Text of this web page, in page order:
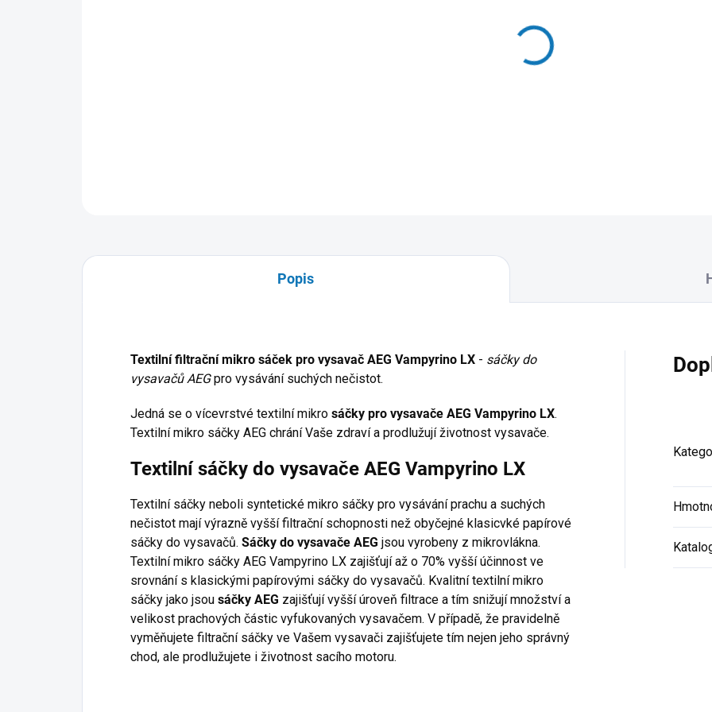
Popis
Textilní filtrační mikro sáček pro vysavač AEG Vampyrino LX - sáčky do
vysavačů AEGpro vysávání suchých nečistot.
Jedná se o vícevrstvé textilní mikro sáčky pro vysavače AEG Vampyrino LX.
Textilní mikro sáčky AEG chrání Vaše zdraví a prodlužují životnost vysavače.
Textilní sáčky do vysavače AEG Vampyrino LX
Textilní sáčky neboli syntetické mikro sáčky pro vysávání prachu a suchých
nečistot mají výrazně vyšší filtrační schopnosti než obyčejné klasicvké papírové
sáčky do vysavačů. Sáčky do vysavače AEG jsou vyrobeny z mikrovlákna.
Textilní mikro sáčky AEG Vampyrino LX zajišťují až o 70% vyšší účinnost ve
srovnání s klasickými papírovými sáčky do vysavačů. Kvalitní textilní mikro
sáčky jako jsou sáčky AEG zajišťují vyšší úroveň filtrace a tím snižují množství a
velikost prachových částic vyfukovaných vysavačem. V případě, že pravidelně
vyměňujete filtrační sáčky ve Vašem vysavači zajišťujete tím nejen jeho správný
chod, ale prodlužujete i životnost sacího motoru.